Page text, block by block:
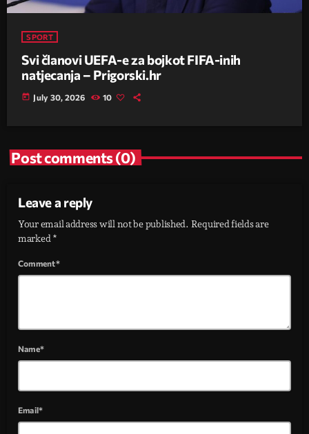
SPORT
Svi članovi UEFA-e za bojkot FIFA-inih
natjecanja – Prigorski.hr
today July 30, 2026 10
Post comments (0)
Leave a reply
Your email address will not be published. Required fields are
marked *
Comment*
Name*
Email*